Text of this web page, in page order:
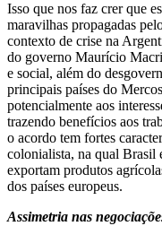
Isso que nos faz crer que
maravilhas propagadas
contexto de crise na
do governo Maurício
e social, além do
principais países do
potencialmente aos
trazendo benefícios aos
o acordo tem fortes
colonialista, na qual Brasil
exportam produtos
dos países europeus.
Assimetria nas